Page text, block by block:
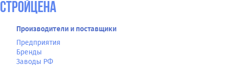
СтройЦена
Производители и поставщики
Предприятия
Бренды
Заводы РФ